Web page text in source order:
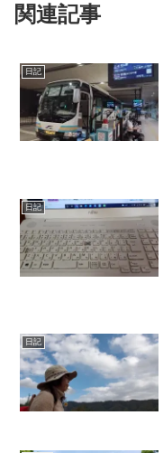
関連記事
日記
日記
日記